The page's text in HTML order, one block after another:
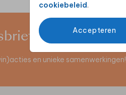
cookiebeleid.
Accepteren
en unieke samenwerkingen!